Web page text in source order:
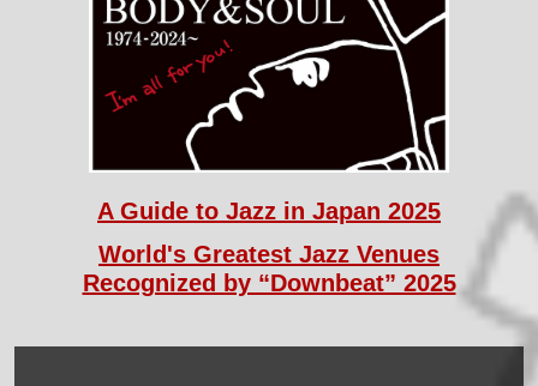
A Guide to Jazz in Japan 2025
World's Greatest Jazz Venues
Recognized by “Downbeat” 2025